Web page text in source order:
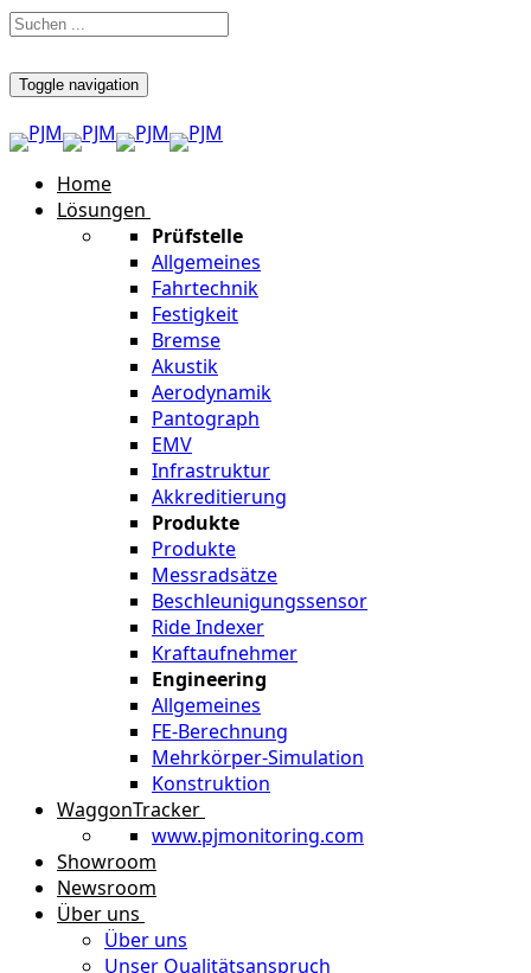
Toggle navigation
Home
Lösungen
Prüfstelle
Allgemeines
Fahrtechnik
Festigkeit
Bremse
Akustik
Aerodynamik
Pantograph
EMV
Infrastruktur
Akkreditierung
Produkte
Produkte
Messradsätze
Beschleunigungssensor
Ride Indexer
Kraftaufnehmer
Engineering
Allgemeines
FE-Berechnung
Mehrkörper-Simulation
Konstruktion
WaggonTracker
www.pjmonitoring.com
Showroom
Newsroom
Über uns
Über uns
Unser Qualitätsanspruch